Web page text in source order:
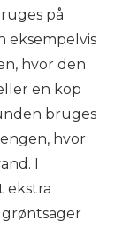
på
eksempelvis
hvor den
en kop
bruges
hvor
I
ekstra